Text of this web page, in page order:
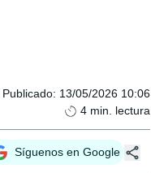
Publicado: 13/05/2026 10:06
4 min. lectura
Síguenos en Google